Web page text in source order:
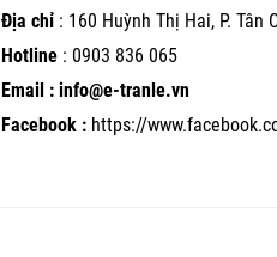
Địa chỉ : 160 Huỳnh Thị Hai, P. Tân
Hotline : 0903 836 065
Email : info@e-tranle.vn
Facebook : https://